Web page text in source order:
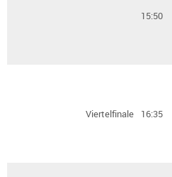
15:50
Viertelfinale 16:35